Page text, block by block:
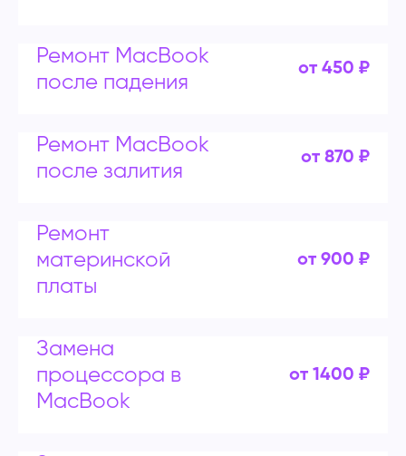
Ремонт MacBook
после падения
от 450 ₽
Ремонт MacBook
после залития
от 870 ₽
Ремонт
материнской
платы
от 900 ₽
Замена
процессора в
MacBook
от 1400 ₽